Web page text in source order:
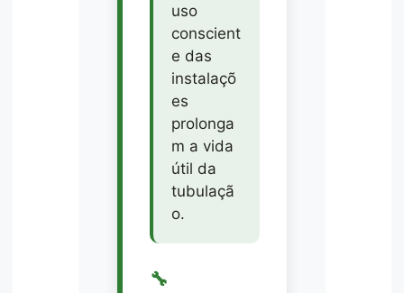
uso
conscient
e das
instalaçõ
es
prolonga
m a vida
útil da
tubulaçã
o.
🔧